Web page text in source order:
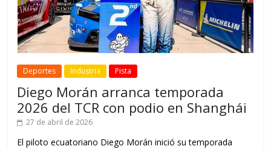
Deportes Industria Pista
Diego Morán arranca temporada
2026 del TCR con podio en Shanghái
27 de abril de 2026
El piloto ecuatoriano Diego Morán inició su temporada